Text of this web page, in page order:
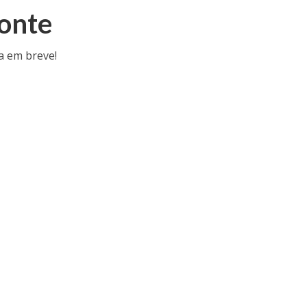
em breve!